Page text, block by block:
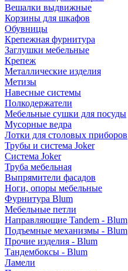
Вешалки выдвижные
Корзины для шкафов
Обувницы
Крепежная фурнитура
Заглушки мебельные
Крепеж
Металлические изделия
Метизы
Навесные системы
Полкодержатели
Мебельные сушки для посуды
Мусорные ведра
Лотки для столовых приборов
Трубы и система Joker
Система Joker
Труба мебельная
Выпрямители фасадов
Ноги, опоры мебельные
Фурнитура Blum
Мебельные петли
Направляющие Tandem - Blum
Подъемные механизмы - Blum
Прочие изделия - Blum
Тандембоксы - Blum
Ламели